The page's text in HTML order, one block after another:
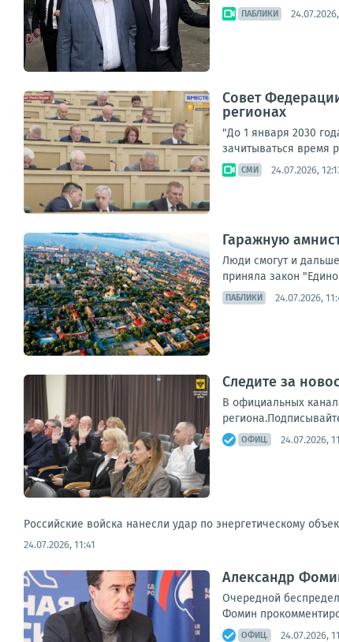
ПАБЛИКИ
Совет
регионах
"До 1 января 2030
зачитываться время
СМИ 24.07.2026,
Гаражную
Люди смогут и
приняла закон
ПАБЛИКИ 24.07.2026,
Следите за
В официальных
ОФИЦ. 24.07.2026,
Российские войска нанесли удар по энергетическому
24.07.2026, 11:41
Александр
Очередной
Фомин
ОФИЦ. 24.07.2026,